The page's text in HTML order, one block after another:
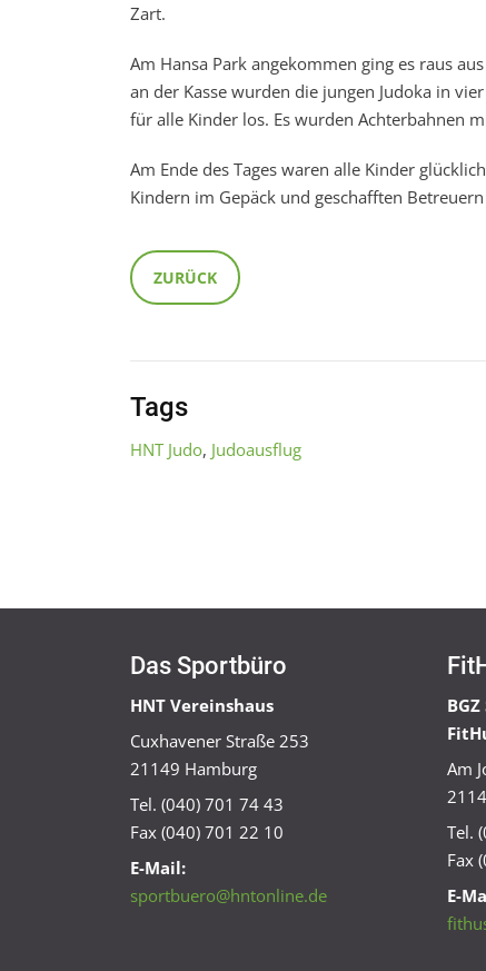
Zart.
Am Hansa Park angekommen ging es raus
an der Kasse wurden die jungen Judoka in
für alle Kinder los. Es wurden Achterbahnen
Am Ende des Tages waren alle Kinder
Kindern im Gepäck und geschafften
ZURÜCK
Tags
HNT Judo, Judoausflug
Das Sportbüro
HNT Vereinshaus
Cuxhavener Straße 253
21149 Hamburg
Tel. (040) 701 74 43
Fax (040) 701 22 10
E-Mail:
sportbuero@hntonline.de
Am
Tel.
Fax
E-